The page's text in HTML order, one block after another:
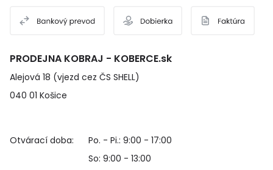
PRODEJNA KOBRAJ - KOBERCE.sk
Alejová 18 (vjezd cez ČS SHELL)
040 01 Košice
Otvárací doba:
Po. - Pi.: 9:00 - 17:00
So: 9:00 - 13:00